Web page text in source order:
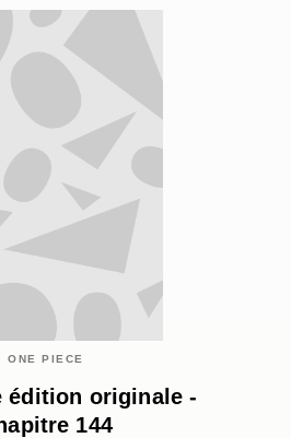
ONE PIECE
édition originale -
144